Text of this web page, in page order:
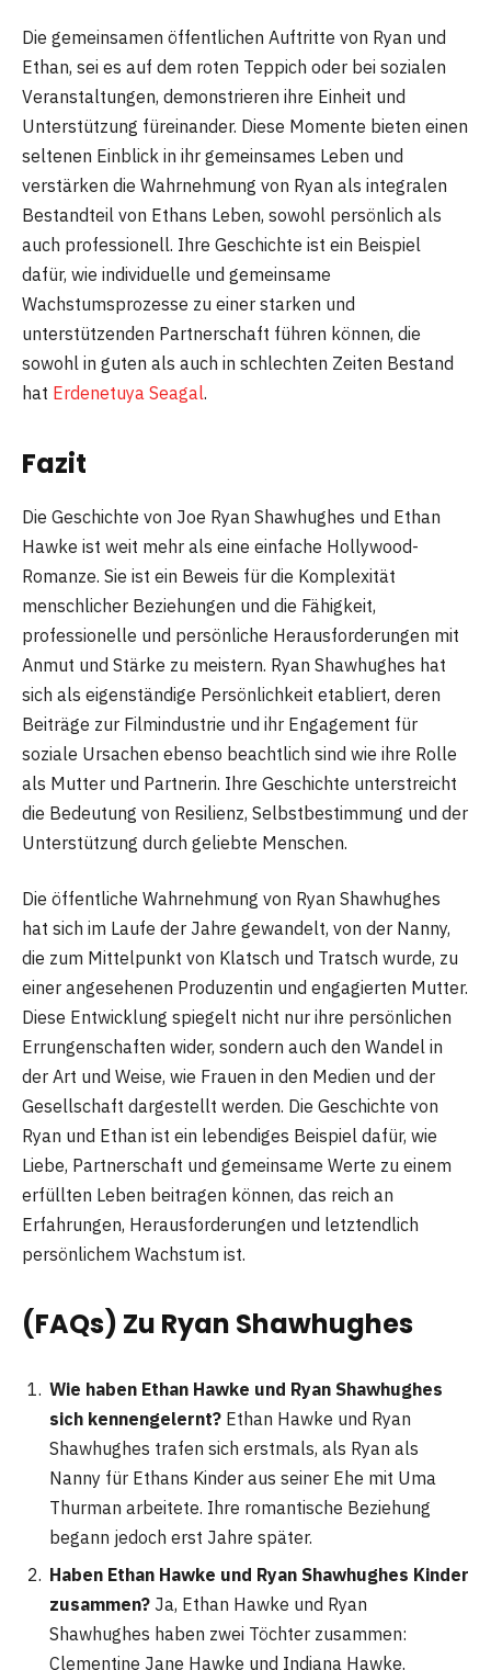
Die gemeinsamen öffentlichen Auftritte von Ryan und
Ethan, sei es auf dem roten Teppich oder bei sozialen
Veranstaltungen, demonstrieren ihre Einheit und
Unterstützung füreinander. Diese Momente bieten einen
seltenen Einblick in ihr gemeinsames Leben und
verstärken die Wahrnehmung von Ryan als integralen
Bestandteil von Ethans Leben, sowohl persönlich als
auch professionell. Ihre Geschichte ist ein Beispiel
dafür, wie individuelle und gemeinsame
Wachstumsprozesse zu einer starken und
unterstützenden Partnerschaft führen können, die
sowohl in guten als auch in schlechten Zeiten Bestand
hat Erdenetuya Seagal​​.
Fazit
Die Geschichte von Joe Ryan Shawhughes und Ethan
Hawke ist weit mehr als eine einfache Hollywood-
Romanze. Sie ist ein Beweis für die Komplexität
menschlicher Beziehungen und die Fähigkeit,
professionelle und persönliche Herausforderungen mit
Anmut und Stärke zu meistern. Ryan Shawhughes hat
sich als eigenständige Persönlichkeit etabliert, deren
Beiträge zur Filmindustrie und ihr Engagement für
soziale Ursachen ebenso beachtlich sind wie ihre Rolle
als Mutter und Partnerin. Ihre Geschichte unterstreicht
die Bedeutung von Resilienz, Selbstbestimmung und der
Unterstützung durch geliebte Menschen.
Die öffentliche Wahrnehmung von Ryan Shawhughes
hat sich im Laufe der Jahre gewandelt, von der Nanny,
die zum Mittelpunkt von Klatsch und Tratsch wurde, zu
einer angesehenen Produzentin und engagierten Mutter.
Diese Entwicklung spiegelt nicht nur ihre persönlichen
Errungenschaften wider, sondern auch den Wandel in
der Art und Weise, wie Frauen in den Medien und der
Gesellschaft dargestellt werden. Die Geschichte von
Ryan und Ethan ist ein lebendiges Beispiel dafür, wie
Liebe, Partnerschaft und gemeinsame Werte zu einem
erfüllten Leben beitragen können, das reich an
Erfahrungen, Herausforderungen und letztendlich
persönlichem Wachstum ist.
(FAQs) Zu Ryan Shawhughes
Wie haben Ethan Hawke und Ryan Shawhughes
sich kennengelernt? Ethan Hawke und Ryan
Shawhughes trafen sich erstmals, als Ryan als
Nanny für Ethans Kinder aus seiner Ehe mit Uma
Thurman arbeitete. Ihre romantische Beziehung
begann jedoch erst Jahre später.
Haben Ethan Hawke und Ryan Shawhughes Kinder
zusammen? Ja, Ethan Hawke und Ryan
Shawhughes haben zwei Töchter zusammen:
Clementine Jane Hawke und Indiana Hawke.